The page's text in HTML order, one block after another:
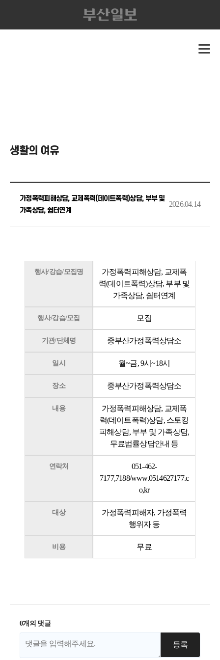
생활의 여유
가정폭력피해상담, 교제폭력(데이트폭력)상담, 부부 및
가족상담, 쉼터연계
2026.04.14
행사/강습/모집명
가정폭력피해상담, 교제폭
력(데이트폭력)상담, 부부 및
가족상담, 쉼터연계
행사/강습/모집 모집
기관/단체명 중부산가정폭력상담소
일시 월~금, 9시~18시
장소 중부산가정폭력상담소
내용
가정폭력피해상담, 교제폭
력(데이트폭력)상담, 스토킹
피해상담, 부부 및 가족상담,
무료법률상담안내 등
연락처
051-462-
7177,7188/www.0514627177.c
o,kr
대상
가정폭력피해자, 가정폭력
행위자 등
비용 무료
0개의 댓글